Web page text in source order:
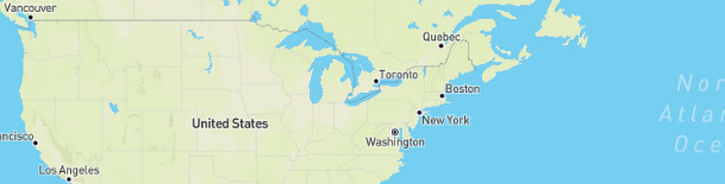
Hin- und Zurück
Rundwanderung
Strecke
stark